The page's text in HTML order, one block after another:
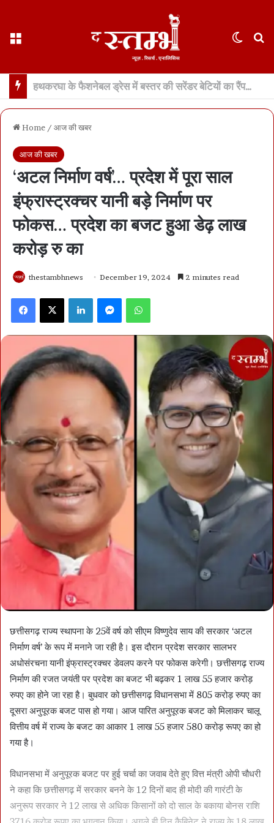
छत्तीसगढ़ : 65 साल के वहशी बूढ़े ने दुष्कर्म की कोशिश में महिला को मारा… मासूम बच्ची रोने लगी तो उसकी भी हत्या… 21 दिन में खुला डबल मर्डर, बूढ़ा अरेस्ट
Home / आज की खबर
आज की खबर
‘अटल निर्माण वर्ष’… प्रदेश में पूरा साल
इंफ्रास्ट्रक्चर यानी बड़े निर्माण पर
फोकस… प्रदेश का बजट हुआ डेढ़ लाख
करोड़ रु का
thestambhnews December 19, 2024 2 minutes read
Facebook X LinkedIn
छत्तीसगढ़ राज्य स्थापना के 25वें वर्ष को सीएम विष्णुदेव साय की सरकार ‘अटल
निर्माण वर्ष’ के रूप में मनाने जा रही है। इस दौरान प्रदेश सरकार सालभर
अधोसंरचना यानी इंफ्रास्ट्रक्चर डेवलप करने पर फोकस करेगी। छत्तीसगढ़ राज्य
निर्माण की रजत जयंती पर प्रदेश का बजट भी बढ़कर 1 लाख 55 हजार करोड़
रुपए का होने जा रहा है। बुधवार को छत्तीसगढ़ विधानसभा में 805 करोड़ रुपए का
दूसरा अनुपूरक बजट पास हो गया। आज पारित अनुपूरक बजट को मिलाकर चालू
वित्तीय वर्ष में राज्य के बजट का आकार 1 लाख 55 हजार 580 करोड़ रूपए का हो
गया है।
विधानसभा में अनुपूरक बजट पर हुई चर्चा का जवाब देते हुए वित्त मंत्री ओपी चौधरी
ने कहा कि छत्तीसगढ़ में सरकार बनने के 12 दिनों बाद ही मोदी की गारंटी के
अनुरूप सरकार ने 12 लाख से अधिक किसानों को दो साल के बकाया बोनस राशि